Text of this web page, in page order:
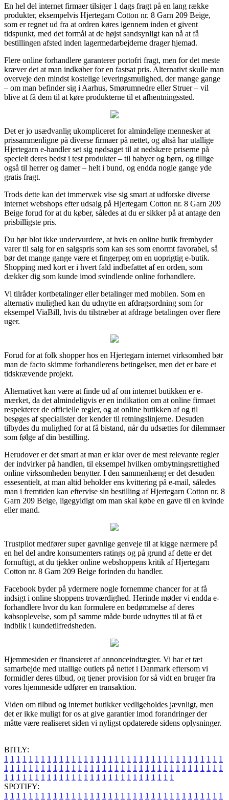
En hel del internet firmaer tilsiger 1 dags fragt på en lang række
produkter, eksempelvis Hjertegarn Cotton nr. 8 Garn 209 Beige,
som er regnet ud fra at ordren køres igennem inden et givent
tidspunkt, med det formål at de højst sandsynligt kan nå at få
bestillingen afsted inden lagermedarbejderne drager hjemad.
Flere online forhandlere garanterer portofri fragt, men for det meste
kræver det at man indkøber for en fastsat pris. Alternativt skulle man
overveje den mindst kostelige leveringsmulighed, der mange gange
– om man befinder sig i Aarhus, Smørumnedre eller Struer – vil
blive at få dem til at køre produkterne til et afhentningssted.
Det er jo usædvanlig ukompliceret for almindelige mennesker at
prissammenligne på diverse firmaer på nettet, og altså har utallige
Hjertegarn e-handler set sig nødsaget til at nedskære priserne på
specielt deres bedst i test produkter – til babyer og børn, og tillige
også til herrer og damer – helt i bund, og endda nogle gange yde
gratis fragt.
Trods dette kan det immervæk vise sig smart at udforske diverse
internet webshops efter udsalg på Hjertegarn Cotton nr. 8 Garn 209
Beige forud for at du køber, således at du er sikker på at antage den
prisbilligste pris.
Du bør blot ikke undervurdere, at hvis en online butik frembyder
varer til salg for en salgspris som kan ses som enormt favorabel, så
bør det mange gange være et fingerpeg om en uoprigtig e-butik.
Shopping med kort er i hvert fald indbefattet af en orden, som
dækker dig som kunde imod svindlende online forhandlere.
Vi tilråder kortbetalinger eller betalinger med mobilen. Som en
alternativ mulighed kan du udnytte en afdragsordning som for
eksempel ViaBill, hvis du tilstræber at afdrage betalingen over flere
uger.
Forud for at folk shopper hos en Hjertegarn internet virksomhed bør
man de facto skimme forhandlerens betingelser, men det er bare et
tidskrævende projekt.
Alternativet kan være at finde ud af om internet butikken er e-
mærket, da det almindeligvis er en indikation om at online firmaet
respekterer de officielle regler, og at online butikken af og til
besøges af specialister der kender til retningslinjerne. Desuden
tilbydes du mulighed for at få bistand, når du udsættes for dilemmaer
som følge af din bestilling.
Herudover er det smart at man er klar over de mest relevante regler
der indvirker på handlen, til eksempel hvilken ombytningsrettighed
online virksomheden benytter. I den sammenhæng er det desuden
essesentielt, at man altid beholder ens kvittering på e-mail, således
man i fremtiden kan eftervise sin bestilling af Hjertegarn Cotton nr. 8
Garn 209 Beige, ligegyldigt om man skal købe en gave til en kvinde
eller mand.
Trustpilot medfører super gavnlige genveje til at kigge nærmere på
en hel del andre konsumenters ratings og på grund af dette er det
fornuftigt, at du tjekker online webshoppens kritik af Hjertegarn
Cotton nr. 8 Garn 209 Beige forinden du handler.
Facebook byder på ydermere nogle fornemme chancer for at få
indsigt i online shoppens troværdighed. Herinde møder vi endda e-
forhandlere hvor du kan formulere en bedømmelse af deres
købsoplevelse, som på samme måde burde udnyttes til at få et
indblik i kundetilfredsheden.
Hjemmesiden er finansieret af annonceindtægter. Vi har et tæt
samarbejde med utallige outlets på nettet i Danmark eftersom vi
formidler deres tilbud, og tjener provision for så vidt en bruger fra
vores hjemmeside udfører en transaktion.
Viden om tilbud og internet butikker vedligeholdes jævnligt, men
det er ikke muligt for os at give garantier imod forandringer der
måtte være realiseret siden vi nyligst opdaterede sidens oplysninger.
BITLY:
1 1 1 1 1 1 1 1 1 1 1 1 1 1 1 1 1 1 1 1 1 1 1 1 1 1 1 1 1 1 1 1 1 1 1 1
1 1 1 1 1 1 1 1 1 1 1 1 1 1 1 1 1 1 1 1 1 1 1 1 1 1 1 1 1 1 1 1 1 1 1 1
1 1 1 1 1 1 1 1 1 1 1 1 1 1 1 1 1 1 1 1 1 1 1 1 1 1 1 1
SPOTIFY:
1 1 1 1 1 1 1 1 1 1 1 1 1 1 1 1 1 1 1 1 1 1 1 1 1 1 1 1 1 1 1 1 1 1 1 1